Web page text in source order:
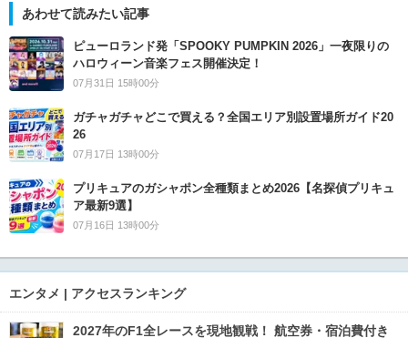
あわせて読みたい記事
ピューロランド発「SPOOKY PUMPKIN 2026」一夜限りの
ハロウィーン音楽フェス開催決定！
07月31日 15時00分
ガチャガチャどこで買える？全国エリア別設置場所ガイド20
26
07月17日 13時00分
プリキュアのガシャポン全種類まとめ2026【名探偵プリキュ
ア最新9選】
07月16日 13時00分
エンタメ | アクセスランキング
2027年のF1全レースを現地観戦！ 航空券・宿泊費付き